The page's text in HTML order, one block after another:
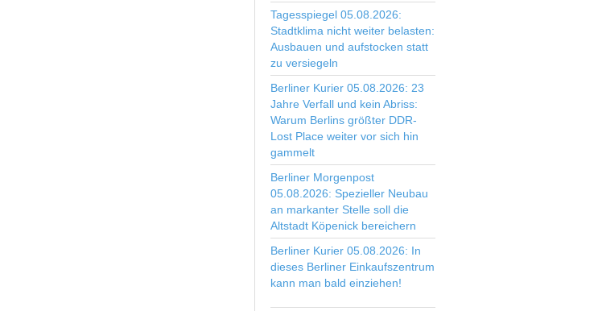
Tagesspiegel 05.08.2026:
Stadtklima nicht weiter belasten:
Ausbauen und aufstocken statt
zu versiegeln
Berliner Kurier 05.08.2026: 23
Jahre Verfall und kein Abriss:
Warum Berlins größter DDR-
Lost Place weiter vor sich hin
gammelt
Berliner Morgenpost
05.08.2026: Spezieller Neubau
an markanter Stelle soll die
Altstadt Köpenick bereichern
Berliner Kurier 05.08.2026: In
dieses Berliner Einkaufszentrum
kann man bald einziehen!